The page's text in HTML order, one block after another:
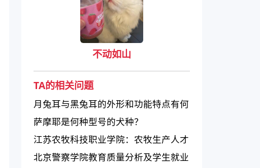
不动如山
TA的相关问题
月兔耳与黑兔耳的外形和功能特点有何
差异？
萨摩耶是何种型号的犬种？
江苏农牧科技职业学院：农牧生产人才
培养的重要基地
北京警察学院教育质量分析及学生就业